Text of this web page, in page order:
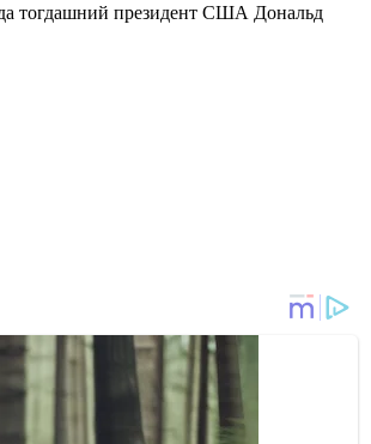
тогдашний президент США Дональд